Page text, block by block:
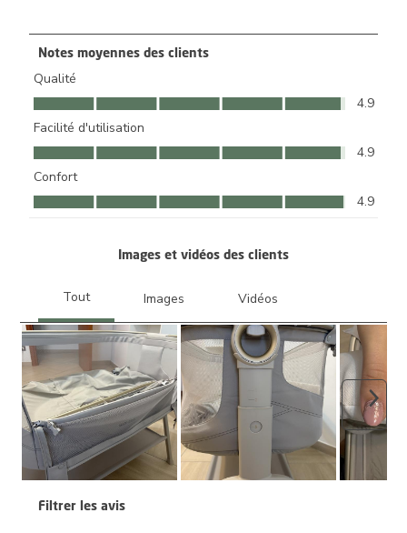
Notes moyennes des clients
Qualité
Qualité, 4.9 sur 5
4.9
Facilité d'utilisation
Facilité d'utilisation, 4.9 sur 5
4.9
Confort
Confort, 4.9 sur 5
4.9
Images et vidéos des clients
Filtrer les avis